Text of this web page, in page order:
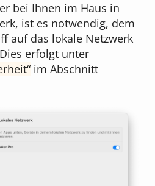
bei Ihnen im Haus in
ist es notwendig, dem
auf das lokale Netzwerk
erfolgt unter
im Abschnitt